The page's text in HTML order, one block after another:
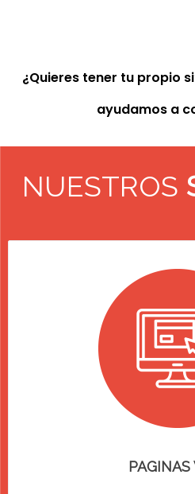
¿Quieres tener tu propio
ayudamos a
NUESTROS
PAGINAS